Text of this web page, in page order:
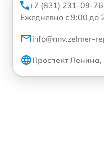
+7 (831) 231-09-76
Ежедневно с 9:00 до
info@nnv.zelmer-
Проспект Ленина,